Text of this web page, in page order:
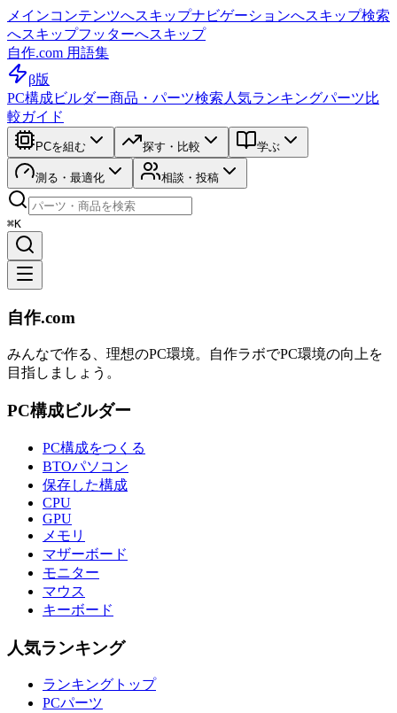
メインコンテンツへスキップナビゲーションへスキップ検索
へスキップフッターへスキップ
自作.com 用語集
β版
PC構成ビルダー商品・パーツ検索 人気ランキングパーツ比
較ガイド
PCを組む 探す・比較 学ぶ
測る・最適化 相談・投稿
⌘K
自作.com
みんなで作る、理想のPC環境。 自作ラボでPC環境の向上を
目指しましょう。
PC構成ビルダー
PC構成をつくる
BTOパソコン
保存した構成
CPU
GPU
メモリ
マザーボード
モニター
マウス
キーボード
人気ランキング
ランキングトップ
PCパーツ